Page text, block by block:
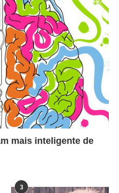
mais inteligente de
3